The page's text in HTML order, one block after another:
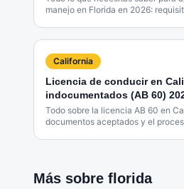
manejo en Florida en 2026:
California
Licencia de conducir en
indocumentados (AB 60)
Todo sobre la licencia AB 60 en
documentos aceptados y el
Más sobre florida